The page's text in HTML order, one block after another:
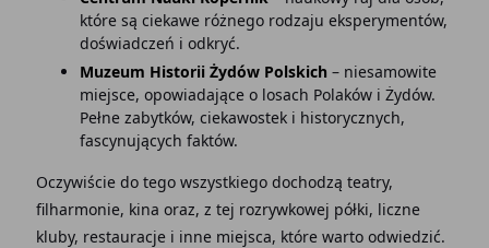
które są ciekawe różnego rodzaju eksperymentów,
doświadczeń i odkryć.
Muzeum Historii Żydów Polskich – niesamowite
miejsce, opowiadające o losach Polaków i Żydów.
Pełne zabytków, ciekawostek i historycznych,
fascynujących faktów.
Oczywiście do tego wszystkiego dochodzą teatry,
filharmonie, kina oraz, z tej rozrywkowej półki, liczne
kluby, restauracje i inne miejsca, które warto odwiedzić.